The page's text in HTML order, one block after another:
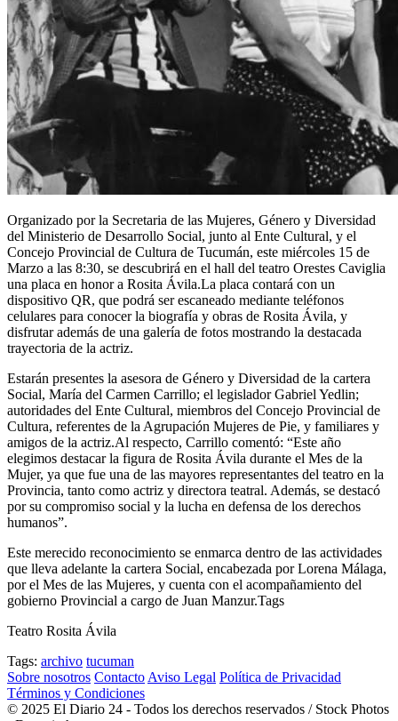
Organizado por la Secretaria de las Mujeres, Género y Diversidad
del Ministerio de Desarrollo Social, junto al Ente Cultural, y el
Concejo Provincial de Cultura de Tucumán, este miércoles 15 de
Marzo a las 8:30, se descubrirá en el hall del teatro Orestes Caviglia
una placa en honor a Rosita Ávila.La placa contará con un
dispositivo QR, que podrá ser escaneado mediante teléfonos
celulares para conocer la biografía y obras de Rosita Ávila, y
disfrutar además de una galería de fotos mostrando la destacada
trayectoria de la actriz.
Estarán presentes la asesora de Género y Diversidad de la cartera
Social, María del Carmen Carrillo; el legislador Gabriel Yedlin;
autoridades del Ente Cultural, miembros del Concejo Provincial de
Cultura, referentes de la Agrupación Mujeres de Pie, y familiares y
amigos de la actriz.Al respecto, Carrillo comentó: “Este año
elegimos destacar la figura de Rosita Ávila durante el Mes de la
Mujer, ya que fue una de las mayores representantes del teatro en la
Provincia, tanto como actriz y directora teatral. Además, se destacó
por su compromiso social y la lucha en defensa de los derechos
humanos”.
Este merecido reconocimiento se enmarca dentro de las actividades
que lleva adelante la cartera Social, encabezada por Lorena Málaga,
por el Mes de las Mujeres, y cuenta con el acompañamiento del
gobierno Provincial a cargo de Juan Manzur.Tags
Teatro Rosita Ávila
Tags: archivo tucuman
Sobre nosotros Contacto Aviso Legal Política de Privacidad
Términos y Condiciones
© 2025 El Diario 24 - Todos los derechos reservados / Stock Photos